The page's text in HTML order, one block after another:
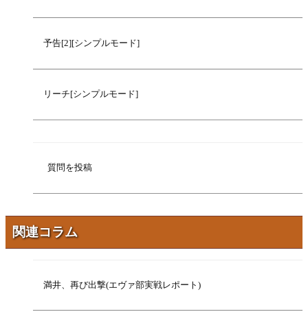
予告[2][シンプルモード]
リーチ[シンプルモード]
質問を投稿
関連コラム
満井、再び出撃(エヴァ部実戦レポート)